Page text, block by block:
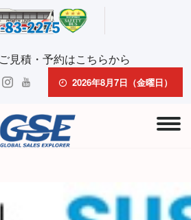
見積・予約はこちらから
2026年8月7日（金曜日）